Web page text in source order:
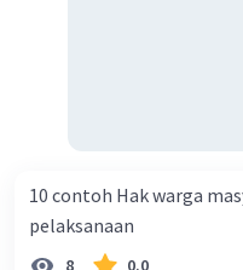
10 contoh Hak warga
pelaksanaan
8 0.0